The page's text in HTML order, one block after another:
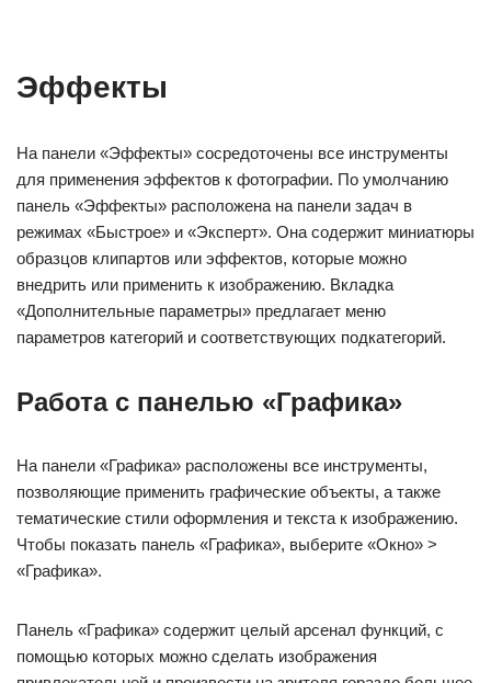
Эффекты
На панели «Эффекты» сосредоточены все инструменты
для применения эффектов к фотографии. По умолчанию
панель «Эффекты» расположена на панели задач в
режимах «Быстрое» и «Эксперт». Она содержит миниатюры
образцов клипартов или эффектов, которые можно
внедрить или применить к изображению. Вкладка
«Дополнительные параметры» предлагает меню
параметров категорий и соответствующих подкатегорий.
Работа с панелью «Графика»
На панели «Графика» расположены все инструменты,
позволяющие применить графические объекты, а также
тематические стили оформления и текста к изображению.
Чтобы показать панель «Графика», выберите «Окно» >
«Графика».
Панель «Графика» содержит целый арсенал функций, с
помощью которых можно сделать изображения